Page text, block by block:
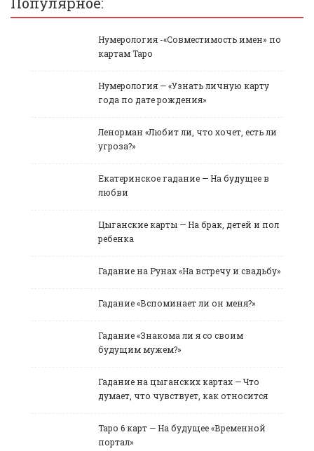
Нумерология -«Совместимость имен» по
картам Таро
Нумерология — «Узнать личную карту
года по дате рождения»
Ленорман «Любит ли, что хочет, есть ли
угроза?»
Екатеринское гадание — На будущее в
любви
Цыганские карты — На брак, детей и пол
ребенка
Гадание на Рунах «На встречу и свадьбу»
Гадание «Вспоминает ли он меня?»
Гадание «Знакома ли я со своим
будущим мужем?»
Гадание на цыганских картах — Что
думает, что чувствует, как относится
Таро 6 карт — На будущее «Временной
портал»